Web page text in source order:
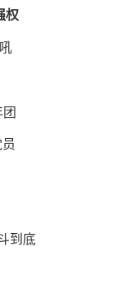
权
到底